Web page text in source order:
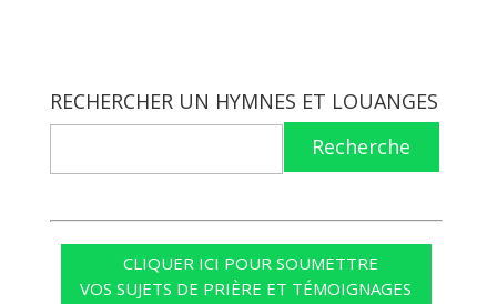
RECHERCHER UN HYMNES ET LOUANGES
Recherche
CLIQUER ICI POUR SOUMETTRE
VOS SUJETS DE PRIÈRE ET TÉMOIGNAGES